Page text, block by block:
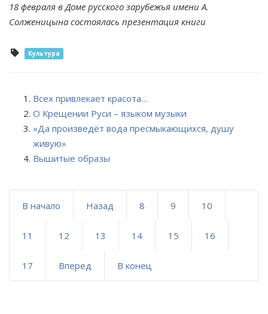
18 февраля в Доме русского зарубежья имени А.
Солженицына состоялась презентация книги
Культура
Всех привлекает красота…
О Крещении Руси – языком музыки
«Да произведёт вода пресмыкающихся, душу
живую»
Вышитые образы
В начало Назад 8 9 10
11 12 13 14 15 16
17 Вперед В конец